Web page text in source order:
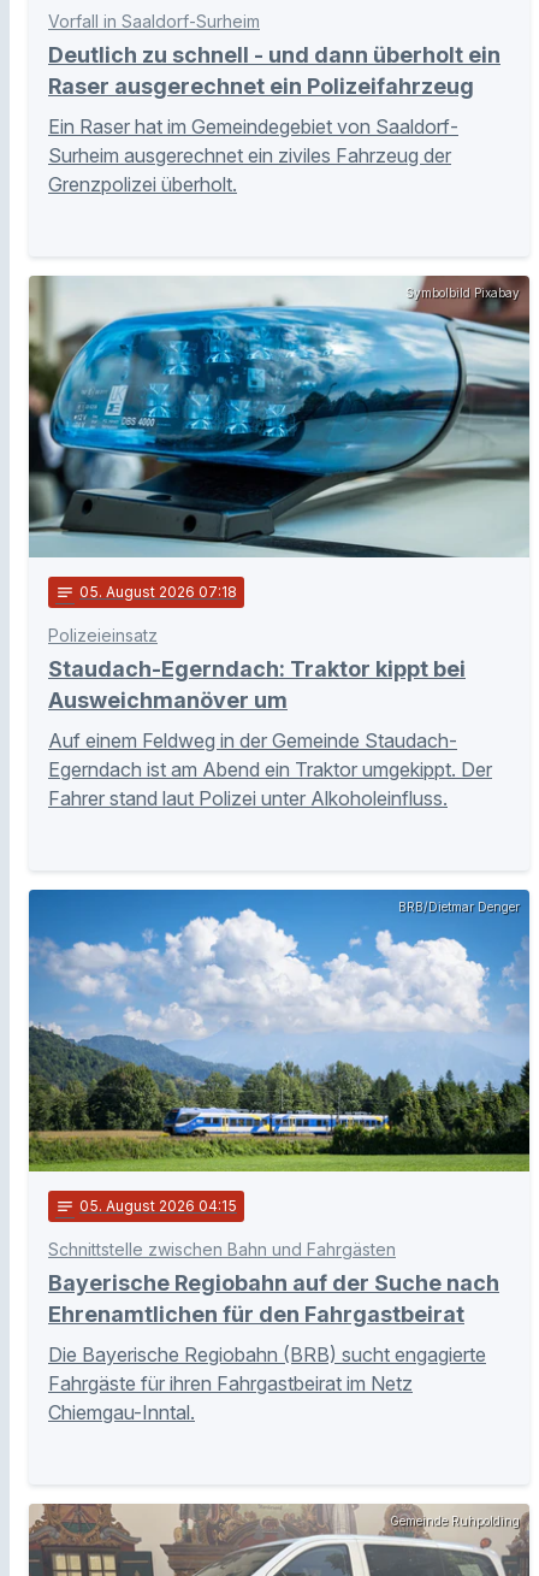
Vorfall in Saaldorf-Surheim
Deutlich zu schnell - und dann überholt ein
Raser ausgerechnet ein Polizeifahrzeug
Ein Raser hat im Gemeindegebiet von Saaldorf-
Surheim ausgerechnet ein ziviles Fahrzeug der
Grenzpolizei überholt.
Symbolbild Pixabay
notes 05. August 2026 07:18
Polizeieinsatz
Staudach-Egerndach: Traktor kippt bei
Ausweichmanöver um
Auf einem Feldweg in der Gemeinde Staudach-
Egerndach ist am Abend ein Traktor umgekippt. Der
Fahrer stand laut Polizei unter Alkoholeinfluss.
BRB/Dietmar Denger
notes 05. August 2026 04:15
Schnittstelle zwischen Bahn und Fahrgästen
Bayerische Regiobahn auf der Suche nach
Ehrenamtlichen für den Fahrgastbeirat
Die Bayerische Regiobahn (BRB) sucht engagierte
Fahrgäste für ihren Fahrgastbeirat im Netz
Chiemgau-Inntal.
Gemeinde Ruhpolding